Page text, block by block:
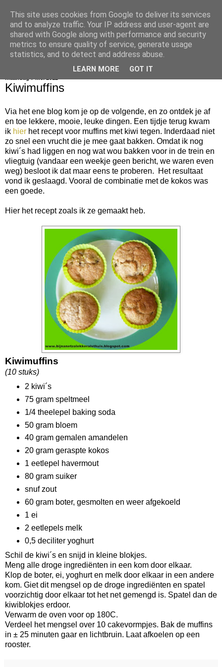
bijna net zo lekker als thuis
Kiwimuffins
Via het ene blog kom je op de volgende, en zo ontdek je af
en toe lekkere, mooie, leuke dingen. Een tijdje terug kwam
ik hier het recept voor muffins met kiwi tegen. Inderdaad niet
zo snel een vrucht die je mee gaat bakken. Omdat ik nog
kiwi´s had liggen en nog wat wou bakken voor in de trein en
vliegtuig (vandaar een weekje geen bericht, we waren even
weg) besloot ik dat maar eens te proberen. Het resultaat
vond ik geslaagd. Vooral de combinatie met de kokos was
een goede.
Hier het recept zoals ik ze gemaakt heb.
Kiwimuffins
(10 stuks)
2 kiwi´s
75 gram speltmeel
1/4 theelepel baking soda
50 gram bloem
40 gram gemalen amandelen
20 gram geraspte kokos
1 eetlepel havermout
80 gram suiker
snuf zout
60 gram boter, gesmolten en weer afgekoeld
1 ei
2 eetlepels melk
0,5 deciliter yoghurt
Schil de kiwi´s en snijd in kleine blokjes.
Meng alle droge ingrediënten in een kom door elkaar.
Klop de boter, ei, yoghurt en melk door elkaar in een andere
kom. Giet dit mengsel op de droge ingrediënten en spatel
voorzichtig door elkaar tot het net gemengd is. Spatel dan de
kiwiblokjes erdoor.
Verwarm de oven voor op 180C.
Verdeel het mengsel over 10 cakevormpjes. Bak de muffins
in ± 25 minuten gaar en lichtbruin. Laat afkoelen op een
rooster.
This site uses cookies from Google to deliver its services
and to analyze traffic. Your IP address and user-agent are
shared with Google along with performance and security
metrics to ensure quality of service, generate usage
statistics, and to detect and address abuse.
LEARN MORE GOT IT